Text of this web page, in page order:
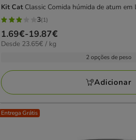
Kit Cat Classic Comida húmida de atum em
3
estrelas
com
avaliações
3(1)
Preço
de
19.87€
1.69€-19.87€
23.65€
Desde 23.65€ / kg
2 opções de peso
Adicionar
Entrega Grátis